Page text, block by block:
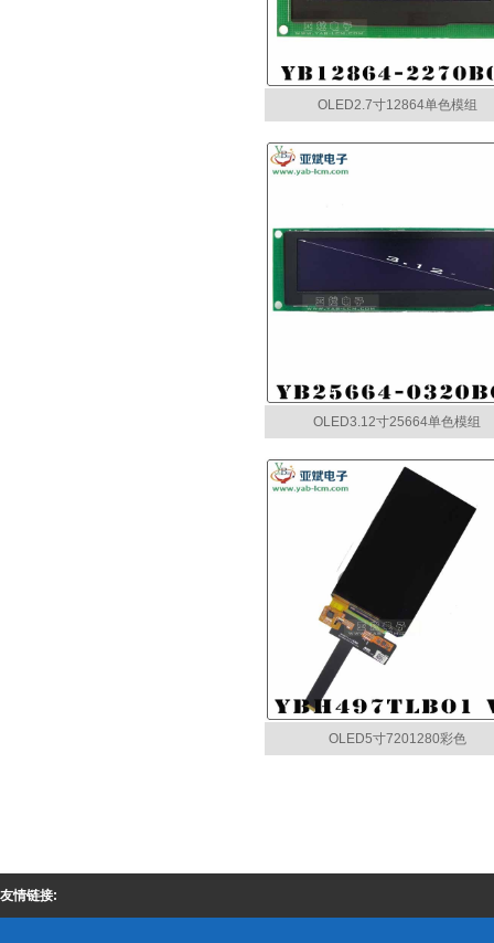
OLED2.7寸12864单色模组
OLED3.12寸25664单色模组
OLED5寸7201280彩色
友情链接: